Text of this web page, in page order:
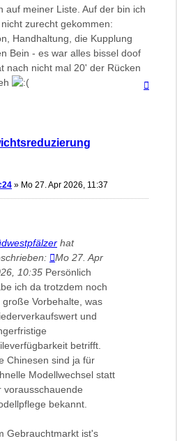
auf meiner Liste. Auf der bin ich
zurecht gekommen:
Handhaltung, die Kupplung
Bein - es war alles bissel doof
nach nicht mal 20' der Rücken
» Mo 27. Apr 2026, 11:37
hat
Mo 27. Apr
10:35 Persönlich
ich da trotzdem noch
große Vorbehalte, was
und
betrifft.
Chinesen sind ja für
Modellwechsel statt
vorausschauende
bekannt.
Gebrauchtmarkt ist's